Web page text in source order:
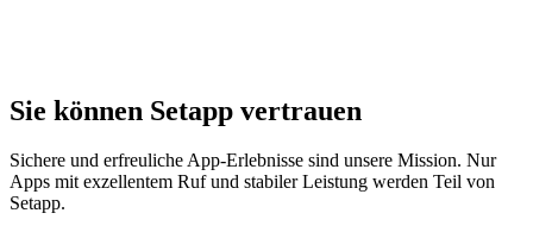
Sie können Setapp vertrauen
Sichere und erfreuliche App-Erlebnisse sind unsere Mission. Nur
Apps mit exzellentem Ruf und stabiler Leistung werden Teil von
Setapp.